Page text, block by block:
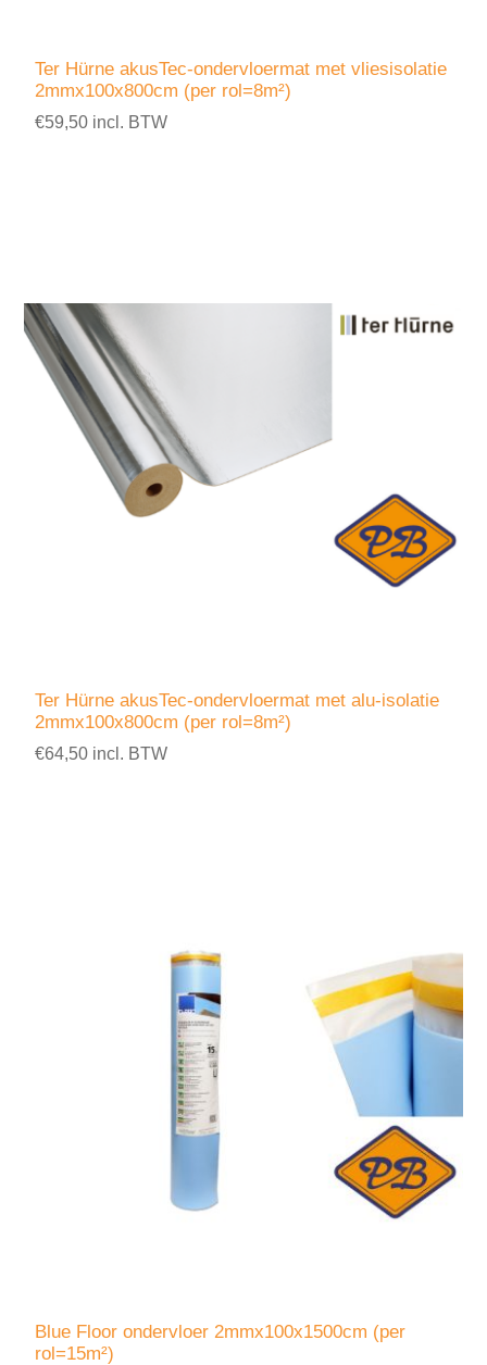
Ter Hürne akusTec-ondervloermat met vliesisolatie
2mmx100x800cm (per rol=8m²)
€59,50 incl. BTW
Ter Hürne akusTec-ondervloermat met alu-isolatie
2mmx100x800cm (per rol=8m²)
€64,50 incl. BTW
Blue Floor ondervloer 2mmx100x1500cm (per
rol=15m²)